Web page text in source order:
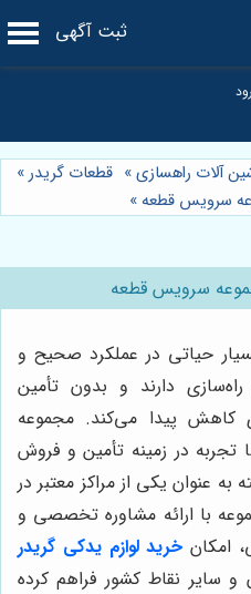
ثبت آگهی
آلات راهسازی» قطعات گریدر»
سرویس قطعه»
سرویس قطعه
حیاتی در عملکرد صحیح و
دارند و بدون تأمین
کاهش پیدا می‌کند. مجموعه
در زمینه تأمین و فروش
به عنوان یکی از مراکز معتبر در
با ارائه مشاوره تخصصی و
امکان خرید لوازم يدكى گريدر
و سایر نقاط کشور فراهم کرده